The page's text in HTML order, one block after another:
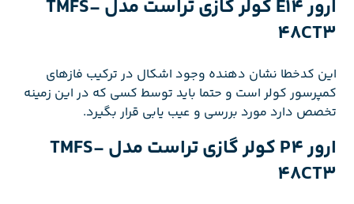
ارور E14 کولر گازی تراست مدل TMFS-
48CT3
این کدخطا نشان دهنده وجود اشکال در ترکیب فازهای
کمپرسور کولر است و حتما باید توسط کسی که در این زمینه
تخصص دارد مورد بررسی و عیب یابی قرار بگیرد.
ارور P4 کولر گازی تراست مدل TMFS-
48CT3